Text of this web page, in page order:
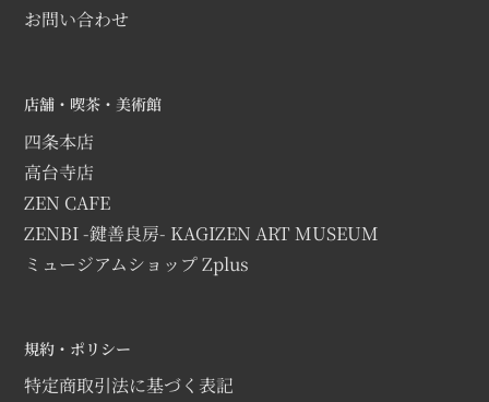
お問い合わせ
店舗・喫茶・美術館
四条本店
高台寺店
ZEN CAFE
ZENBI -鍵善良房- KAGIZEN ART MUSEUM
ミュージアムショップ Zplus
規約・ポリシー
特定商取引法に基づく表記